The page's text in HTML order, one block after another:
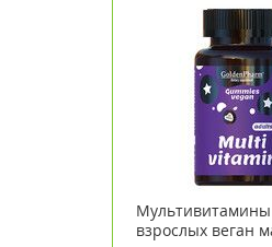
Мультивитамины
взрослых веган